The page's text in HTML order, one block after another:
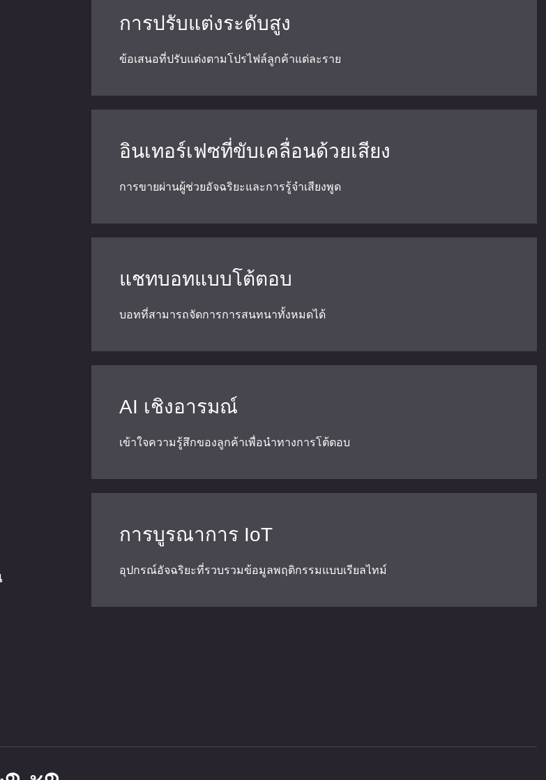
การปรับแต่งระดับสูง
ข้อเสนอที่ปรับแต่งตามโปรไฟล์ลูกค้าแต่ละราย
อินเทอร์เฟซที่ขับเคลื่อนด้วยเสียง
การขายผ่านผู้ช่วยอัจฉริยะและการรู้จำเสียงพูด
แชทบอทแบบโต้ตอบ
บอทที่สามารถจัดการการสนทนาทั้งหมดได้
AI เชิงอารมณ์
เข้าใจความรู้สึกของลูกค้าเพื่อนำทางการโต้ตอบ
การบูรณาการ IoT
อุปกรณ์อัจฉริยะที่รวบรวมข้อมูลพฤติกรรมแบบเรียลไทม์